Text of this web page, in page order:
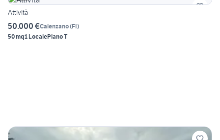
Attività
50.000 €Calenzano(FI)
50 mq1 LocalePiano T